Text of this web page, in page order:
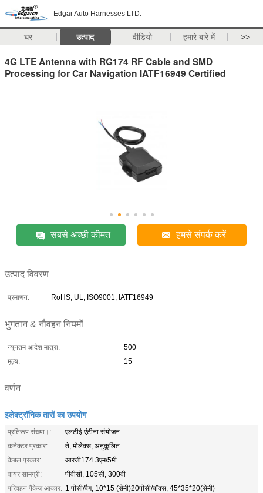
Edgar Auto Harnesses LTD.
घर उत्पाद वीडियो हमारे बारे में >>
4G LTE Antenna with RG174 RF Cable and SMD
Processing for Car Navigation IATF16949 Certified
सबसे अच्छी कीमत हमसे संपर्क करें
उत्पाद विवरण
प्रमाणन: RoHS, UL, ISO9001, IATF16949
भुगतान & नौवहन नियमों
न्यूनतम आदेश मात्रा:
500
मूल्य:
15
वर्णन
इलेक्ट्रॉनिक तारों का उपयोग
प्रतिरूप संख्या।:
एलटीई एंटीना संयोजन
कनेक्टर प्रकार:
ते, मोलेक्स, अनुकूलित
केबल प्रकार:
आरजी174 3एम/5मी
वायर सामग्री:
पीवीसी, 105सी, 300वी
परिवहन पैकेज आकार: 1 पीसी/बैग, 10*15 (सेमी)20पीसी/बॉक्स, 45*35*20(सेमी)